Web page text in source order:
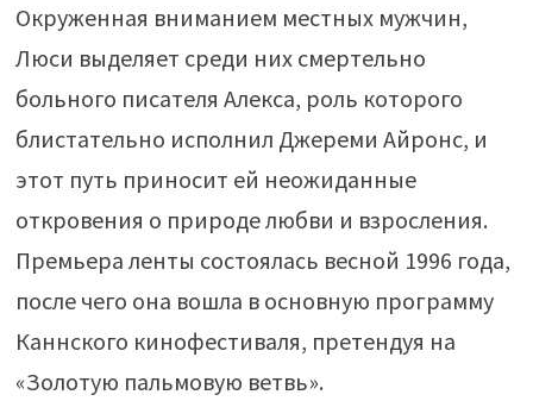
Окруженная вниманием местных мужчин,
Люси выделяет среди них смертельно
больного писателя Алекса, роль которого
блистательно исполнил Джереми Айронс, и
этот путь приносит ей неожиданные
откровения о природе любви и взросления.
Премьера ленты состоялась весной 1996 года,
после чего она вошла в основную программу
Каннского кинофестиваля, претендуя на
«Золотую пальмовую ветвь».